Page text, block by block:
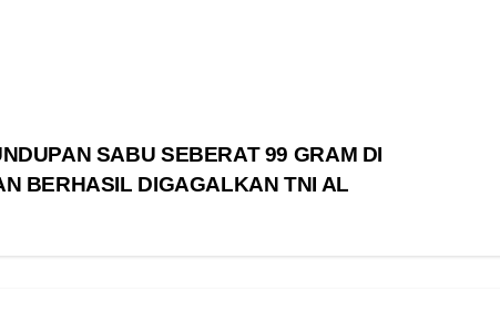
SABU SEBERAT 99 GRAM DI
BERHASIL DIGAGALKAN TNI AL